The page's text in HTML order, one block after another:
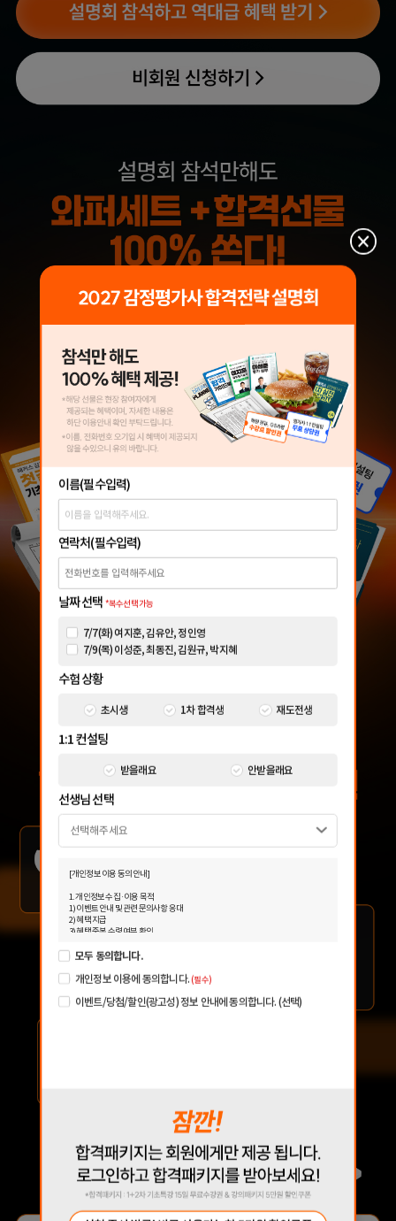
이름(필수입력)
연락처(필수입력)
날짜 선택 *복수선택 가능
7/7(화) 여지훈, 김유안, 정인영
7/9(목) 이성준, 최동진, 김원규, 박지혜
수험 상황
초시생 1차 합격생 재도전생
1:1 컨설팅
받을래요 안받을래요
선생님 선택
[개인정보 이용 동의 안내]
1. 개인정보 수집·이용 목적
1) 이벤트 안내 및 관련 문의사항 응대
2) 혜택 지급
3) 혜택 중복 수령 여부 확인
교육그룹의 새로운 서비스 신상품이나 이벤트, 최신 정보 안내 등 회원님의 취향에
(해커스교육그룹: 해커스 어학원, 해커스인강, 해커스프랩, 해커스톡, 해커스중국
해커스소방, 해커스공인중개사, 해커스주택관리사, 해커스편입 등)
모두 동의합니다.
개인정보 이용에 동의합니다.(필수)
이벤트/당첨/할인(광고성) 정보 안내에 동의합니다. (선택)